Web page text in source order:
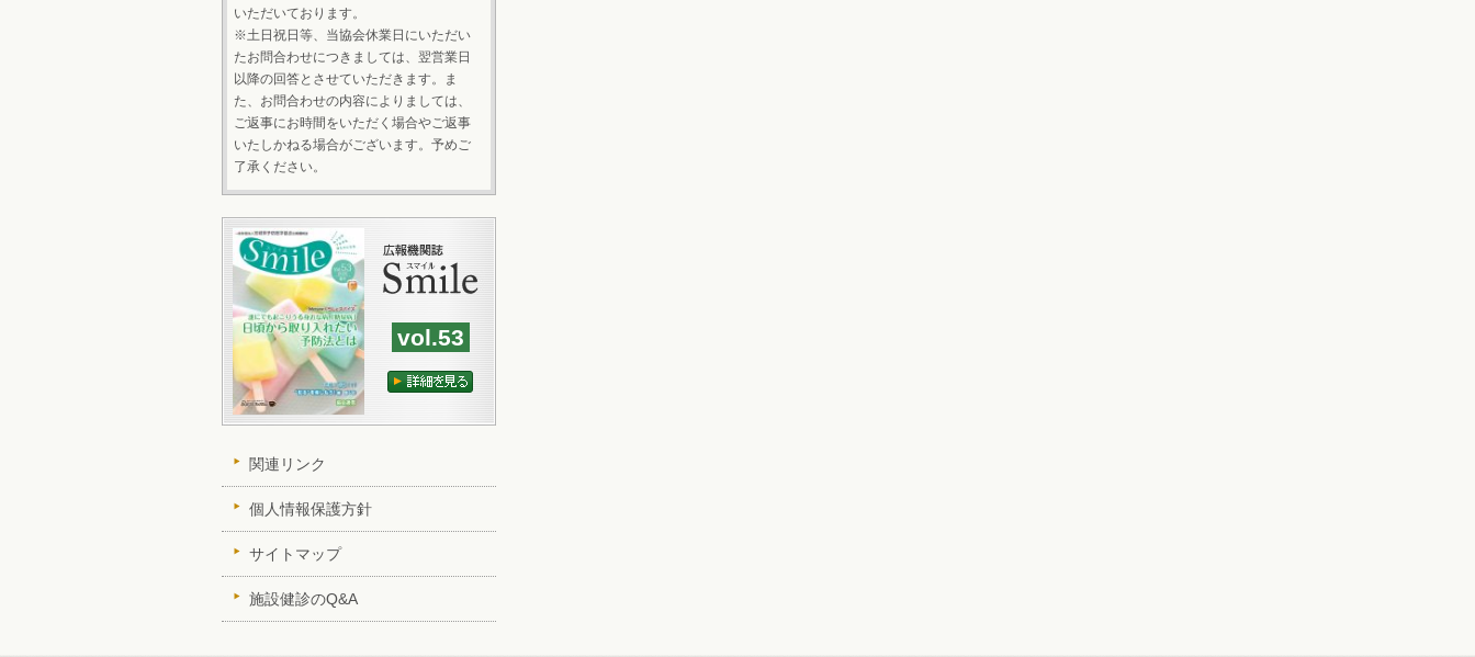
いただいております。
※土日祝日等、当協会休業日にいただい
たお問合わせにつきましては、翌営業日
以降の回答とさせていただきます。ま
た、お問合わせの内容によりましては、
ご返事にお時間をいただく場合やご返事
いたしかねる場合がございます。予めご
了承ください。
vol.53
関連リンク
個人情報保護方針
サイトマップ
施設健診のQ&A